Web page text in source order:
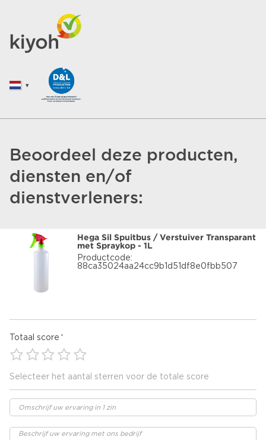
Beoordeel deze producten,
diensten en/of
dienstverleners:
Hega Sil Spuitbus / Verstuiver Transparant
met Spraykop - 1L
Productcode:
88ca35024aa24cc9b1d51df8e0fbb507
Totaal score
Selecteer het aantal sterren voor de totale score